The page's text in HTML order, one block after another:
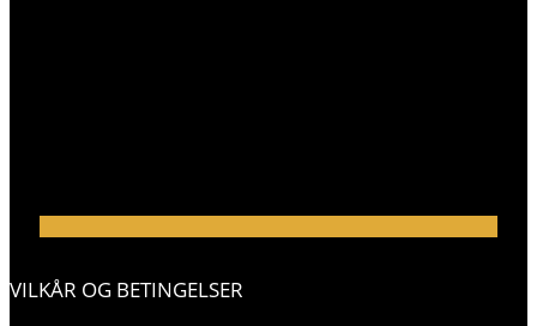
VILKÅR OG BETINGELSER